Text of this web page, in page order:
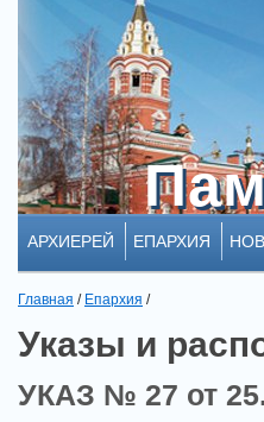
АРХИЕРЕЙ ЕПАРХИЯ
Главная / Епархия /
Указы и
УКАЗ № 27 от